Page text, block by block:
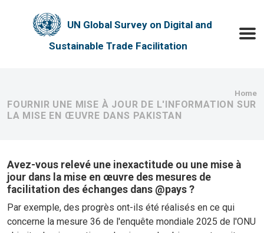
UN Global Survey on Digital and
Sustainable Trade Facilitation
Home
FOURNIR UNE MISE À JOUR DE L'INFORMATION SUR
LA MISE EN ŒUVRE DANS PAKISTAN
Avez-vous relevé une inexactitude ou une mise à
jour dans la mise en œuvre des mesures de
facilitation des échanges dans @pays ?
Par exemple, des progrès ont-ils été réalisés en ce qui
concerne la mesure 36 de l'enquête mondiale 2025 de l'ONU